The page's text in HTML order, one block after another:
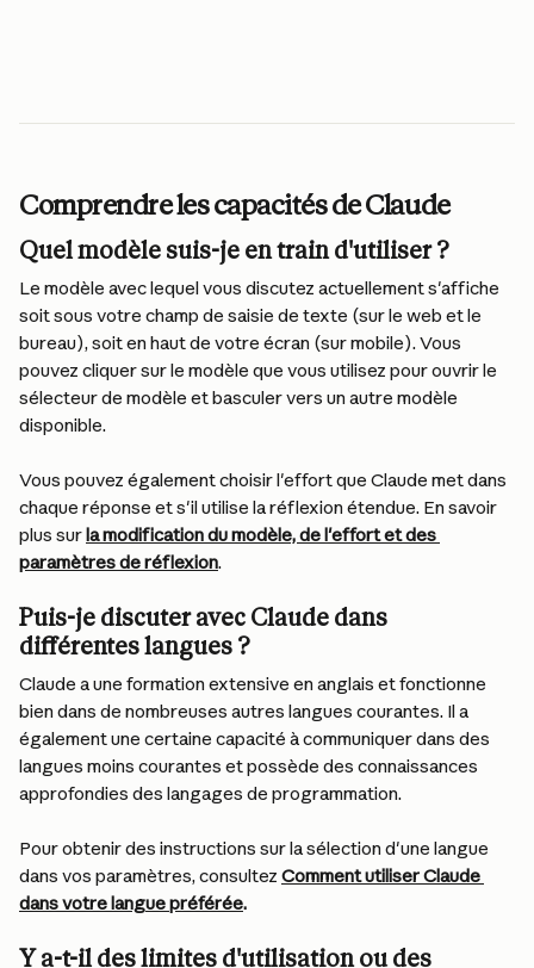
Comprendre les capacités de Claude
Quel modèle suis-je en train d'utiliser ?
Le modèle avec lequel vous discutez actuellement s'affiche
soit sous votre champ de saisie de texte (sur le web et le
bureau), soit en haut de votre écran (sur mobile). Vous
pouvez cliquer sur le modèle que vous utilisez pour ouvrir le
sélecteur de modèle et basculer vers un autre modèle
disponible.
Vous pouvez également choisir l'effort que Claude met dans
chaque réponse et s'il utilise la réflexion étendue. En savoir
plus sur la modification du modèle, de l'effort et des
paramètres de réflexion.
Puis-je discuter avec Claude dans
différentes langues ?
Claude a une formation extensive en anglais et fonctionne
bien dans de nombreuses autres langues courantes. Il a
également une certaine capacité à communiquer dans des
langues moins courantes et possède des connaissances
approfondies des langages de programmation.
Pour obtenir des instructions sur la sélection d'une langue
dans vos paramètres, consultez Comment utiliser Claude
dans votre langue préférée.
Y a-t-il des limites d'utilisation ou des